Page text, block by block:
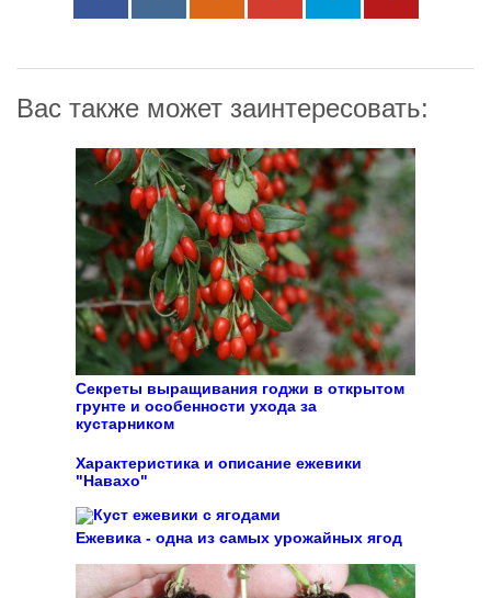
Вас также может заинтересовать:
Секреты выращивания годжи в открытом
грунте и особенности ухода за
кустарником
Характеристика и описание ежевики
"Навахо"
Ежевика - одна из самых урожайных ягод